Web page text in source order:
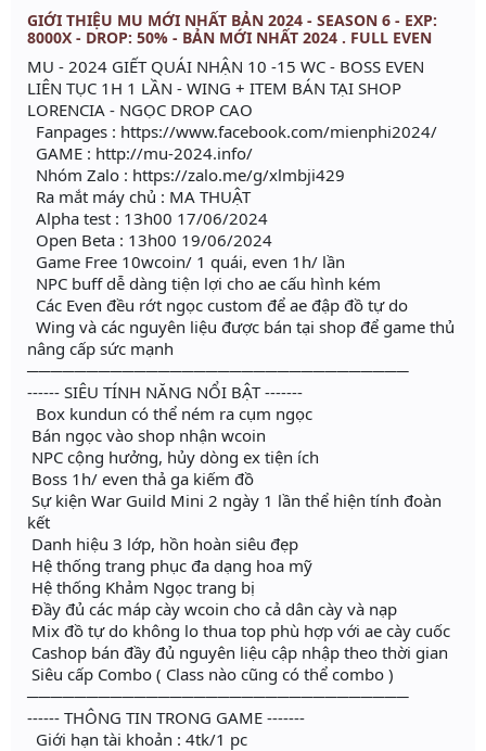
GIỚI THIỆU MU MỚI NHẤT BẢN 2024 - SEASON 6 - EXP:
8000X - DROP: 50% - BẢN MỚI NHẤT 2024 . FULL EVEN
MU - 2024 GIẾT QUÁI NHẬN 10 -15 WC - BOSS EVEN
LIÊN TỤC 1H 1 LẦN - WING + ITEM BÁN TẠI SHOP
LORENCIA - NGỌC DROP CAO
Fanpages : https://www.facebook.com/mienphi2024/
GAME : http://mu-2024.info/
Nhóm Zalo : https://zalo.me/g/xlmbji429
Ra mắt máy chủ : MA THUẬT
Alpha test : 13h00 17/06/2024
Open Beta : 13h00 19/06/2024
Game Free 10wcoin/ 1 quái, even 1h/ lần
NPC buff dễ dàng tiện lợi cho ae cấu hình kém
Các Even đều rớt ngọc custom để ae đập đồ tự do
Wing và các nguyên liệu được bán tại shop để game thủ
nâng cấp sức mạnh
────────────────────────────────
------ SIÊU TÍNH NĂNG NỔI BẬT -------
Box kundun có thể ném ra cụm ngọc
Bán ngọc vào shop nhận wcoin
NPC cộng hưởng, hủy dòng ex tiện ích
Boss 1h/ even thả ga kiếm đồ
Sự kiện War Guild Mini 2 ngày 1 lần thể hiện tính đoàn
kết
Danh hiệu 3 lớp, hồn hoàn siêu đẹp
Hệ thống trang phục đa dạng hoa mỹ
Hệ thống Khảm Ngọc trang bị
Đầy đủ các máp cày wcoin cho cả dân cày và nạp
Mix đồ tự do không lo thua top phù hợp với ae cày cuốc
Cashop bán đầy đủ nguyên liệu cập nhập theo thời gian
Siêu cấp Combo ( Class nào cũng có thể combo )
────────────────────────────────
------ THÔNG TIN TRONG GAME -------
Giới hạn tài khoản : 4tk/1 pc